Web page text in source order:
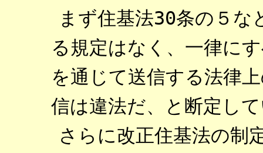
まず住基法30条の５
る規定はなく、一律に
を通じて送信する法律
信は違法だ、と断定し
さらに改正住基法の制